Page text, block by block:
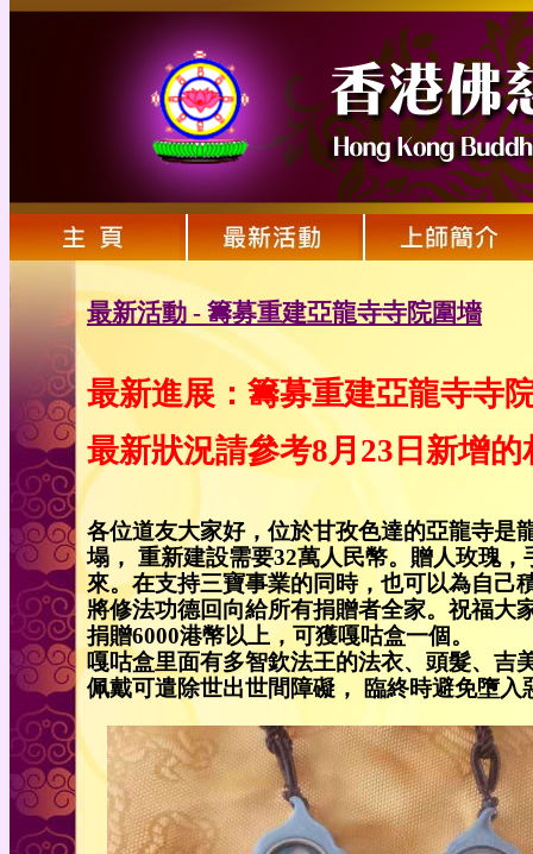
最新活動 - 籌募重建亞龍寺寺院圍墻
最新進展：籌募重建亞龍寺寺
最新狀況請參考8月23日新增
各位道友大家好，位於甘孜色達的亞龍寺是
塌， 重新建設需要32萬人民幣。贈人玫瑰
來。在支持三寶事業的同時，也可以為自己
將修法功德回向給所有捐贈者全家。祝福大
捐贈6000港幣以上，可獲嘎咕盒一個。
嘎咕盒里面有多智欽法王的法衣、頭髮、吉
佩戴可遣除世出世間障礙， 臨終時避免墮入